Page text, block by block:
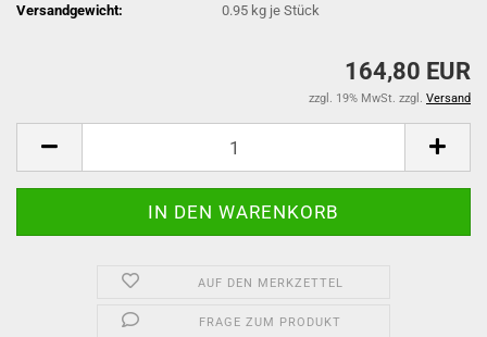
Versandgewicht:
0.95 kg je Stück
164,80 EUR
zzgl. 19% MwSt. zzgl. Versand
AUF DEN MERKZETTEL
FRAGE ZUM PRODUKT